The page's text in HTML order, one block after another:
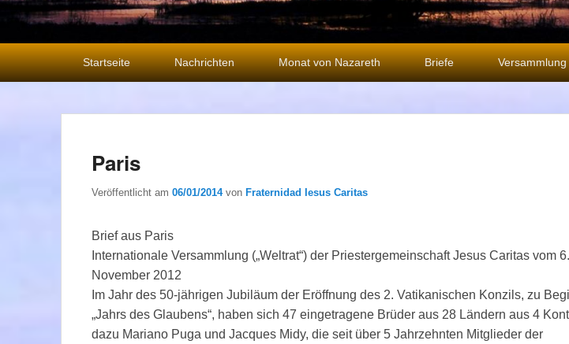
Primäres
Menü
Startseite Nachrichten Monat von Nazareth Briefe Versammlung
Paris
Veröffentlicht am 06/01/2014 von Fraternidad Iesus Caritas
Brief aus Paris
Internationale Versammlung („Weltrat“) der Priestergemeinschaft Jesus Caritas vom
November 2012
Im Jahr des 50-jährigen Jubiläum der Eröffnung des 2. Vatikanischen Konzils, zu
„Jahrs des Glaubens“, haben sich 47 eingetragene Brüder aus 28 Ländern aus 4
dazu Mariano Puga und Jacques Midy, die seit über 5 Jahrzehnten Mitglieder der